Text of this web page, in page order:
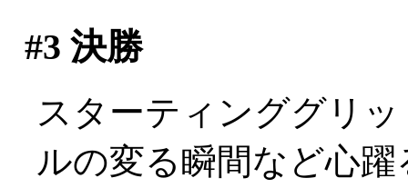
#3 決勝
スターティンググリ
ルの変る瞬間など心躍